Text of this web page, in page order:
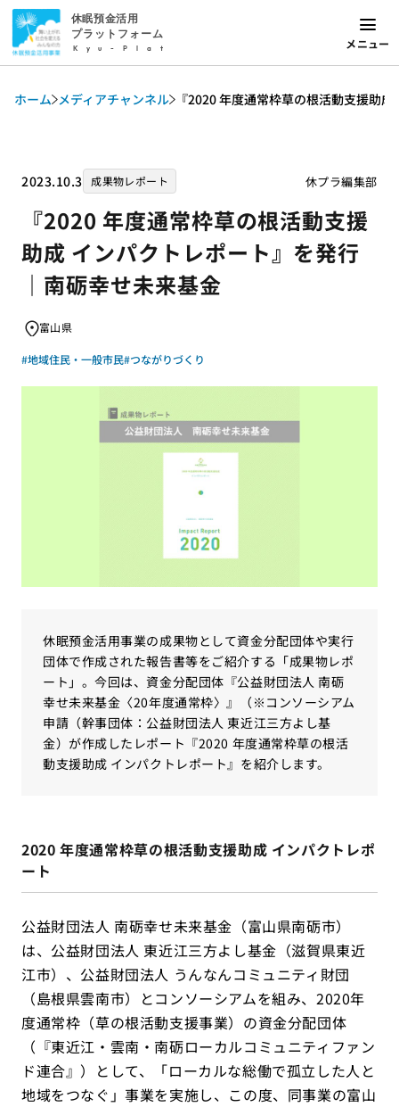
休眠預金活用
プラットフォーム
Kyu-Plat メニュー
ホーム メディアチャンネル 『2020 年度通常枠草の根活動支援助
2023.10.3 成果物レポート 休プラ編集部
『2020 年度通常枠草の根活動支援
助成 インパクトレポート』を発行
｜南砺幸せ未来基金
富山県
#地域住民・一般市民#つながりづくり
休眠預金活用事業の成果物として資金分配団体や実行
団体で作成された報告書等をご紹介する「成果物レポ
ート」。今回は、資金分配団体『公益財団法人 南砺
幸せ未来基金〈20年度通常枠〉』（※コンソーシアム
申請（幹事団体：公益財団法人 東近江三方よし基
金）が作成したレポート『2020 年度通常枠草の根活
動支援助成 インパクトレポート』を紹介します。
2020 年度通常枠草の根活動支援助成 インパクトレポ
ート
公益財団法人 南砺幸せ未来基金（富山県南砺市）
は、公益財団法人 東近江三方よし基金（滋賀県東近
江市）、公益財団法人 うんなんコミュニティ財団
（島根県雲南市）とコンソーシアムを組み、2020年
度通常枠（草の根活動支援事業）の資金分配団体
（『東近江・雲南・南砺ローカルコミュニティファン
ド連合』）として、「ローカルな総働で孤立した人と
地域をつなぐ」事業を実施し、この度、同事業の富山